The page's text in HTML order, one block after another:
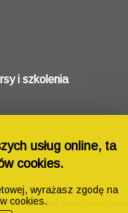
i szkolenia
usług online, ta
cookies.
wyrażasz zgodę na
cookies.
Administrator Strony www Tczew